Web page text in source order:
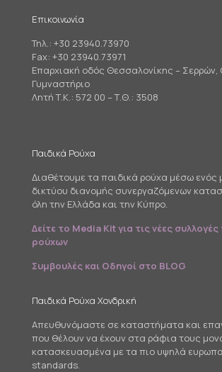
Επικοινωνία
Τηλ.: +30 23940.73970
Fax: +30 23940.73971
Επαρχιακή οδός Θεσσαλονίκης – Σερρών,
Γυμναστήριο
Λητή Τ.Κ.: 572 00 – Τ.Θ.: 3508
Παιδικά Ρούχα
Διαθέτουμε τα παιδικά ρούχα μέσω ενός
δικτύου διανομής συνεργαζόμενων
όλη την Ελλάδα και την Κύπρο.
Δείτε το Media Kit για τις νέες
ρούχων
Συμβουλές και Οδηγοί στο BLOG
Παιδικά Ρούχα Χονδρική
Απευθυνόμαστε σε καταστήματα και
που θέλουν να έχουν στα ράφια τους
κατασκευασμένα με τα πιο υψηλά
standards.